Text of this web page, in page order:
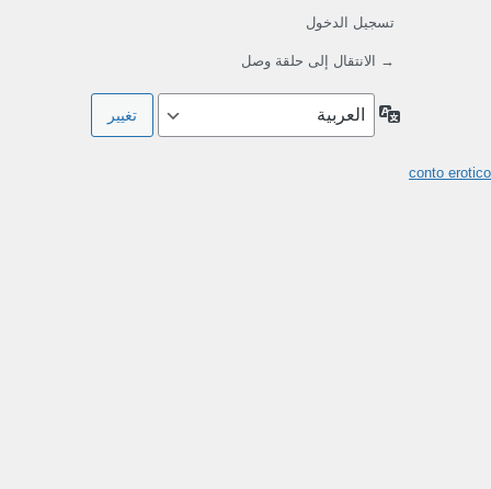
تسجيل الدخول
→ الانتقال إلى حلقة وصل
اللغة
conto erotico